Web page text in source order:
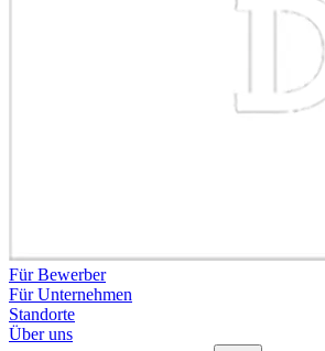
Für Bewerber
Für Unternehmen
Standorte
Über uns